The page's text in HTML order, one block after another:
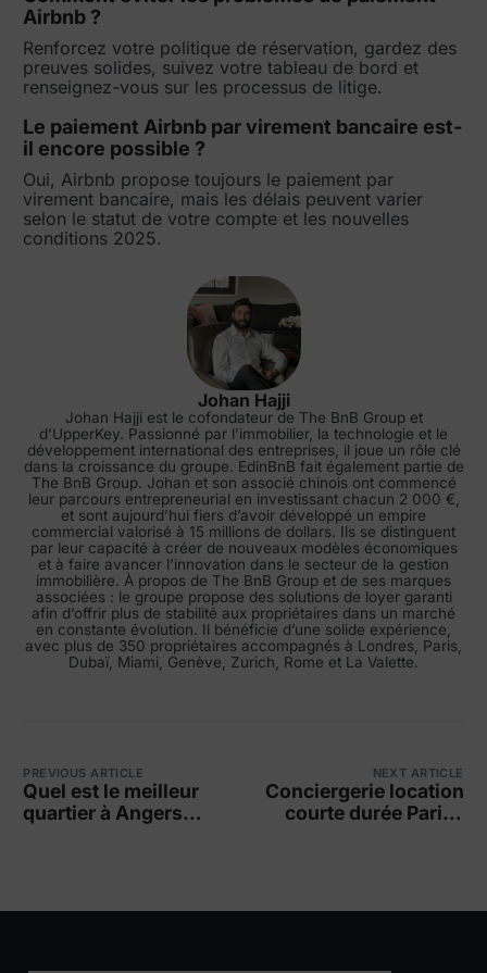
Airbnb ?
Renforcez votre politique de réservation, gardez des
preuves solides, suivez votre tableau de bord et
renseignez-vous sur les processus de litige.
Le paiement Airbnb par virement bancaire est-
il encore possible ?
Oui, Airbnb propose toujours le paiement par
virement bancaire, mais les délais peuvent varier
selon le statut de votre compte et les nouvelles
conditions 2025.
Johan Hajji
Johan Hajji est le cofondateur de The BnB Group et
d’UpperKey. Passionné par l’immobilier, la technologie et le
développement international des entreprises, il joue un rôle clé
dans la croissance du groupe. EdinBnB fait également partie de
The BnB Group. Johan et son associé chinois ont commencé
leur parcours entrepreneurial en investissant chacun 2 000 €,
et sont aujourd’hui fiers d’avoir développé un empire
commercial valorisé à 15 millions de dollars. Ils se distinguent
par leur capacité à créer de nouveaux modèles économiques
et à faire avancer l’innovation dans le secteur de la gestion
immobilière. À propos de The BnB Group et de ses marques
associées : le groupe propose des solutions de loyer garanti
afin d’offrir plus de stabilité aux propriétaires dans un marché
en constante évolution. Il bénéficie d’une solide expérience,
avec plus de 350 propriétaires accompagnés à Londres, Paris,
Dubaï, Miami, Genève, Zurich, Rome et La Valette.
PREVIOUS ARTICLE
Quel est le meilleur
quartier à Angers
NEXT ARTICLE
Conciergerie location
courte durée Paris :